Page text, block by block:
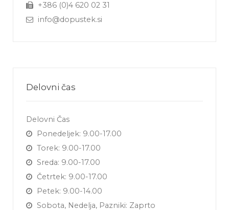
+386 (0)4 620 02 31
info@dopustek.si
Delovni čas
Delovni Čas
Ponedeljek: 9.00-17.00
Torek: 9.00-17.00
Sreda: 9.00-17.00
Četrtek: 9.00-17.00
Petek: 9.00-14.00
Sobota, Nedelja, Pazniki: Zaprto